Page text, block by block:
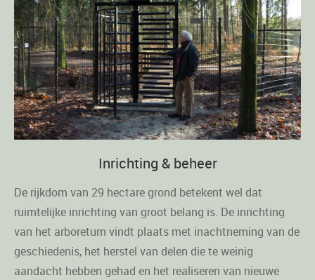
Inrichting & beheer
De rijkdom van 29 hectare grond betekent wel dat
ruimtelijke inrichting van groot belang is. De inrichting
van het arboretum vindt plaats met inachtneming van de
geschiedenis, het herstel van delen die te weinig
aandacht hebben gehad en het realiseren van nieuwe